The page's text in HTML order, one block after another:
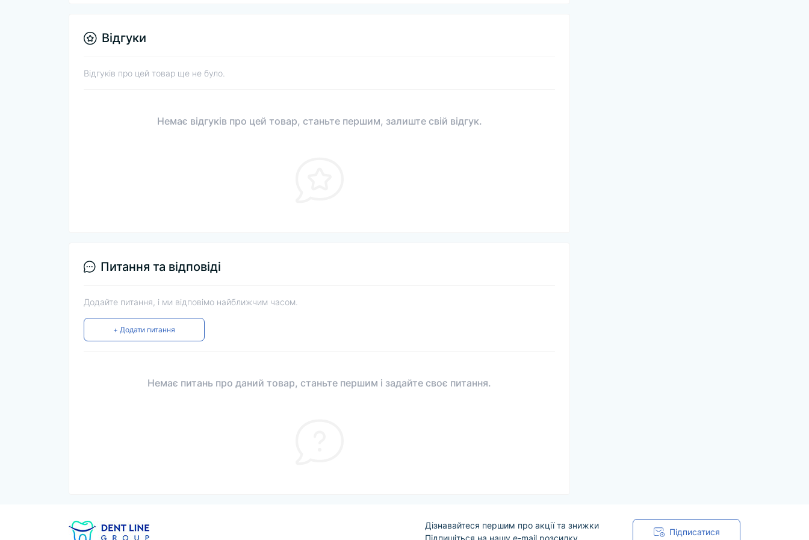
Відгуки
Відгуків про цей товар ще не було.
Немає відгуків про цей товар, станьте першим, залиште свій відгук.
Питання та відповіді
Додайте питання, і ми відповімо найближчим часом.
+ Додати питання
Немає питань про даний товар, станьте першим і задайте своє питання.
Дізнавайтеся першим про акції та знижки
Підпишіться на нашу e-mail розсилку
Підписатися